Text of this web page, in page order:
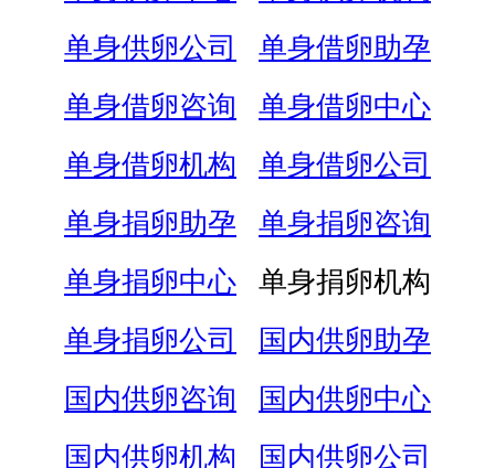
单身供卵公司
单身借卵助孕
单身借卵咨询
单身借卵中心
单身借卵机构
单身借卵公司
单身捐卵助孕
单身捐卵咨询
单身捐卵中心
单身捐卵机构
单身捐卵公司
国内供卵助孕
国内供卵咨询
国内供卵中心
国内供卵机构
国内供卵公司